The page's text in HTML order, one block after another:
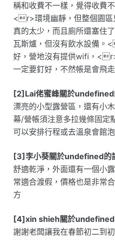
稱和收費不一樣，覺得收費
<r>環境幽靜，但整個園區
真的太少，而且廁所還塞
瓦斯爐，但沒有飲水設備。
好，營地沒有提供wifi，
一定要釘好，不然帳是會飛
[2]Lai佬蜜峰關於undefined
漂亮的小型露營區，還有小
幕/營帳須注意多拉幾條固定
可以安排行程或去溫泉會館泡
[3]李小葵關於undefined的
舒適乾淨，外面還有一個小
常適合渡假，價格也是非常
方
[4]xin shieh關於undefined
謝謝老闆讓我在春節初二到